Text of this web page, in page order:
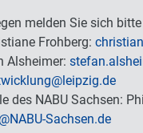
melden Sie sich
Frohberg:
Alsheimer:
@ leipzig.de
des NABU Sachsen:
@NABU-Sachsen.de